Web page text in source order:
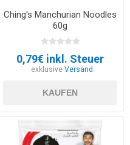
Ching's Manchurian Noodles
60g
0,79€ inkl. Steuer
exklusive Versand
KAUFEN